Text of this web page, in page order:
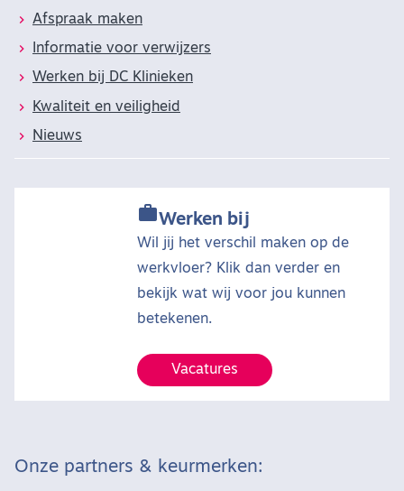
Afspraak maken
Informatie voor verwijzers
Werken bij DC Klinieken
Kwaliteit en veiligheid
Nieuws
Werken bij
Wil jij het verschil maken op de
werkvloer? Klik dan verder en
bekijk wat wij voor jou kunnen
betekenen.
Vacatures
Onze partners & keurmerken: